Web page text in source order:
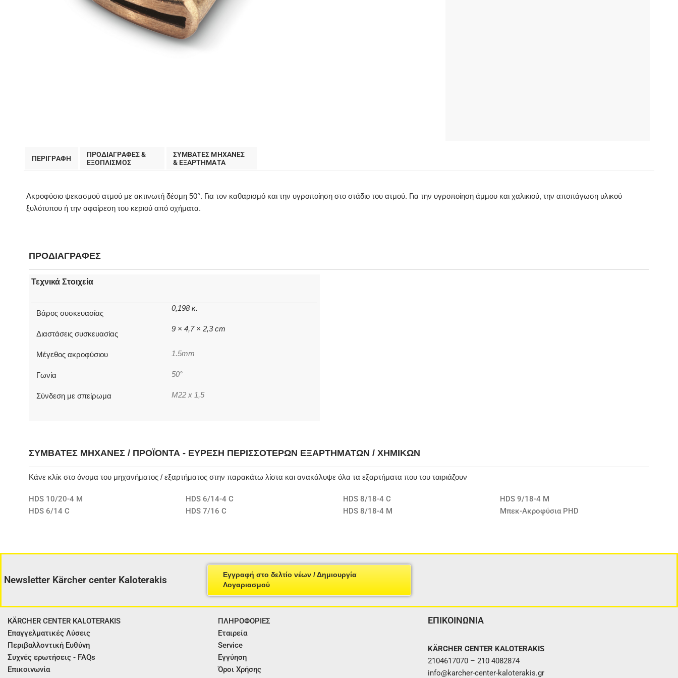
ΠΕΡΙΓΡΑΦΗ
ΠΡΟΔΙΑΓΡΑΦΕΣ &
EΞΟΠΛΙΣΜΟΣ
ΣΥΜΒΑΤΕΣ ΜΗΧΑΝΕΣ
& ΕΞΑΡΤΗΜΑΤΑ
Ακροφύσιο ψεκασμού ατμού με ακτινωτή δέσμη 50°. Για τον καθαρισμό και την υγροποίηση στο στάδιο του ατμού. Για την υγροποίηση άμμου και χαλικιού, την αποπάγωση υλικού
ξυλότυπου ή την αφαίρεση του κεριού από οχήματα.
ΠΡΟΔΙΑΓΡΑΦΕΣ
Τεχνικά Στοιχεία
Βάρος συσκευασίας
0,198 κ.
Διαστάσεις συσκευασίας
9 × 4,7 × 2,3 cm
Μέγεθος ακροφύσιου 1.5mm
Γωνία 50°
Σύνδεση με σπείρωμα M22 x 1,5
ΣΥΜΒΑΤΈΣ ΜΗΧΑΝΈΣ / ΠΡΟΪΌΝΤΑ - ΕΎΡΕΣΗ ΠΕΡΙΣΣΌΤΕΡΩΝ ΕΞΑΡΤΗΜΆΤΩΝ / ΧΗΜΙΚΏΝ
Κάνε κλίκ στο όνομα του μηχανήματος / εξαρτήματος στην παρακάτω λίστα και ανακάλυψε όλα τα εξαρτήματα που του ταιριάζουν
HDS 10/20-4 M
HDS 6/14 C
HDS 6/14-4 C
HDS 7/16 C
HDS 8/18-4 C
HDS 8/18-4 M
HDS 9/18-4 M
Μπεκ-Ακροφύσια PHD
Newsletter Kärcher center Kaloterakis
Εγγραφή στο δελτίο νέων / Δημιουργία
Λογαριασμού
KÄRCHER CENTER KALOTERAKIS
Επαγγελματικές Λύσεις
Περιβαλλοντική Ευθύνη
Συχνές ερωτήσεις - FAQs
Επικοινωνία
ΠΛΗΡΟΦΟΡΙΕΣ
Εταιρεία
Service
Εγγύηση
Όροι Χρήσης
ΕΠΙΚΟΙΝΩΝΙΑ
KÄRCHER CENTER KALOTERAKIS
2104617070 – 210 4082874
info@karcher-center-kaloterakis.gr